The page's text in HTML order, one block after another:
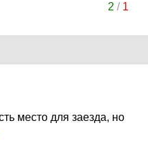
2 / 1
место для заезда, но